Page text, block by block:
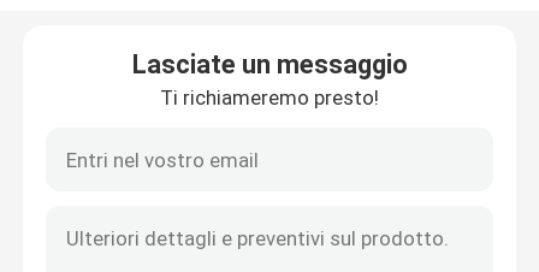
Batteria al litio della falciatrice da giardino
Batteria della fresa
Batteria al litio del trapano elettrico
Lasciate un messaggio
Ti richiameremo presto!